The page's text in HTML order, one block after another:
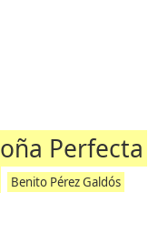
Perfecta
Benito Pérez Galdós